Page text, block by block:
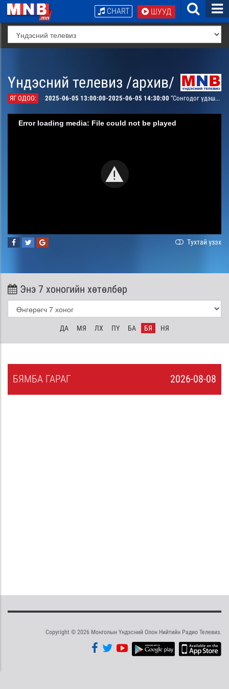
ШУУД
CHART
Үндэсний телевиз /архив/
ЯГ ОДОО: 2025-06-05 13:00:00-2025-06-05 14:30:00 “Сонгодог үдэш” концерт
Error loading media: File could not be played
Тухтай үзэх
Энэ 7 хоногийн хөтөлбөр
ДА МЯ ЛХ ПҮ БА БЯ НЯ
2026-08-08
БЯМБА ГАРАГ
Copyright © 2026 Монголын Үндэсний Олон Нийтийн Радио Телевиз.